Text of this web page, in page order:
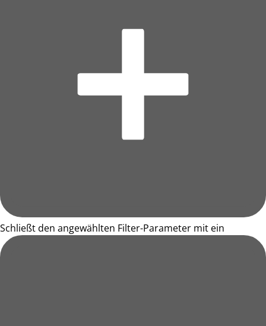
Schließt den angewählten Filter-Parameter mit ein